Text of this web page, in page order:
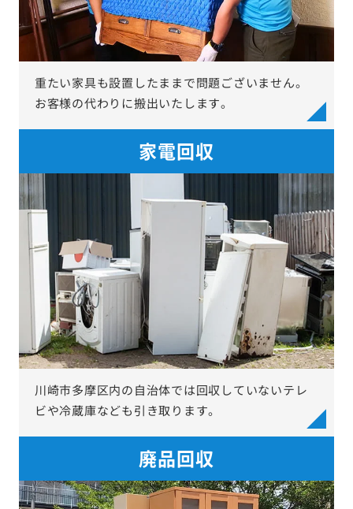
重たい家具も設置したままで問題ございません。
お客様の代わりに搬出いたします。
家電回収
川崎市多摩区内の自治体では回収していないテレ
ビや冷蔵庫なども引き取ります。
廃品回収